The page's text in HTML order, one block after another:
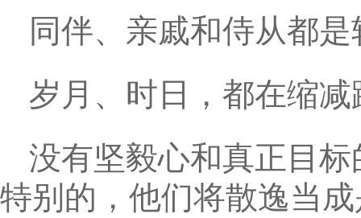
同伴、亲戚和侍从都
岁月、时日，都在缩
没有坚毅心和真正目
特别的，他们将散逸当